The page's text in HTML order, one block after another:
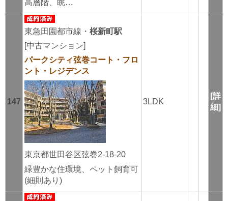
高層階、眺…
147
東急田園都市線・ 桜新町駅
[中古マンション]
パークシティ弦巻コート・フロ
ント・レジデンス
東京都世田谷区弦巻2-18-20
緑豊かな住環境、ペット飼育可
(細則あり)
3LDK
[詳
細]